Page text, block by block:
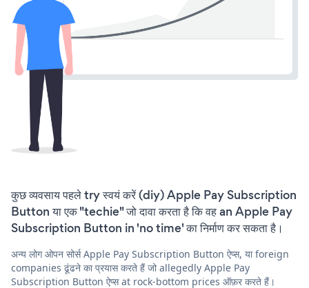
कुछ व्यवसाय पहले try स्वयं करें (diy) Apple Pay Subscription
Button या एक "techie" जो दावा करता है कि वह an Apple Pay
Subscription Button in 'no time' का निर्माण कर सकता है।
अन्य लोग ओपन सोर्स Apple Pay Subscription Button ऐप्स, या foreign
companies ढूंढने का प्रयास करते हैं जो allegedly Apple Pay
Subscription Button ऐप्स at rock-bottom prices ऑफ़र करते हैं।